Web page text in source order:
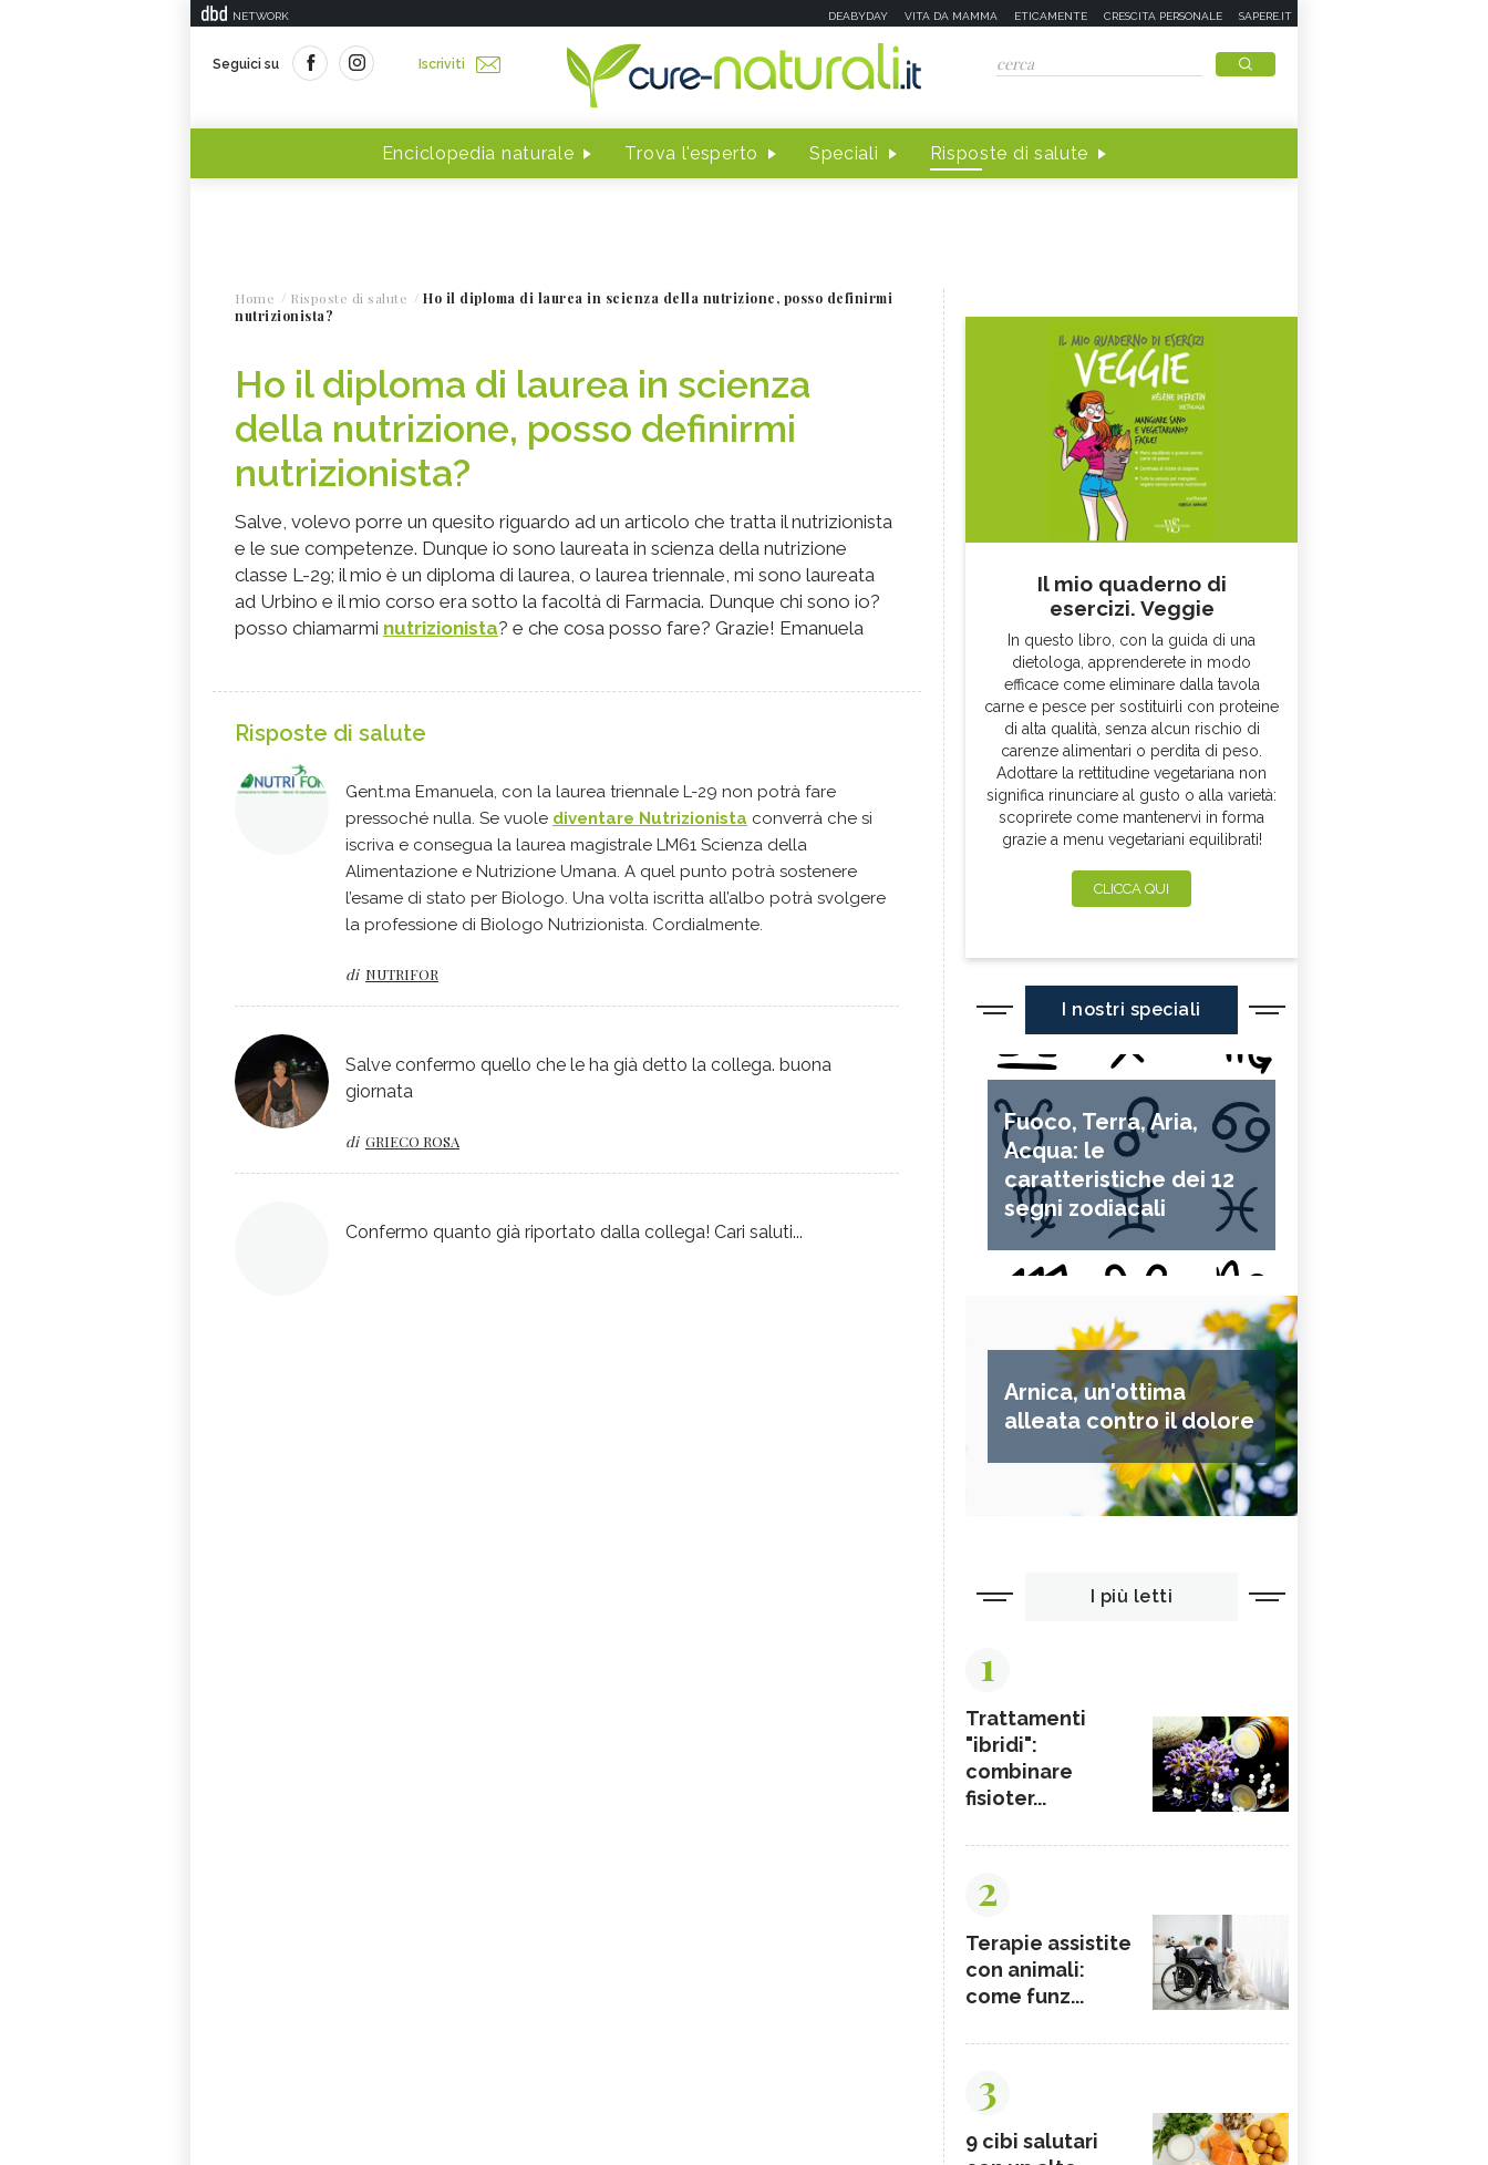
NETWORK DEABYDAY VITA DA MAMMA ETICAMENTE CRESCITA PERSONALE SAPERE.IT
Seguici su Iscriviti
Enciclopedia naturale Trova l'esperto Speciali Risposte di salute
Home Risposte di salute
Ho il diploma di laurea in scienza della nutrizione, posso definirmi
nutrizionista?
Ho il diploma di laurea in scienza
della nutrizione, posso definirmi
nutrizionista?
Salve, volevo porre un quesito riguardo ad un articolo che tratta il nutrizionista
e le sue competenze. Dunque io sono laureata in scienza della nutrizione
classe L-29; il mio è un diploma di laurea, o laurea triennale, mi sono laureata
ad Urbino e il mio corso era sotto la facoltà di Farmacia. Dunque chi sono io?
posso chiamarmi nutrizionista? e che cosa posso fare? Grazie! Emanuela
Risposte di salute
Gent.ma Emanuela, con la laurea triennale L-29 non potrà fare
pressoché nulla. Se vuole diventare Nutrizionista converrà che si
iscriva e consegua la laurea magistrale LM61 Scienza della
Alimentazione e Nutrizione Umana. A quel punto potrà sostenere
l’esame di stato per Biologo. Una volta iscritta all’albo potrà svolgere
la professione di Biologo Nutrizionista. Cordialmente.
di NUTRIFOR
Salve confermo quello che le ha già detto la collega. buona
giornata
di GRIECO ROSA
Confermo quanto già riportato dalla collega! Cari saluti...
Il mio quaderno di
esercizi. Veggie
In questo libro, con la guida di una
dietologa, apprenderete in modo
efficace come eliminare dalla tavola
carne e pesce per sostituirli con proteine
di alta qualità, senza alcun rischio di
carenze alimentari o perdita di peso.
Adottare la rettitudine vegetariana non
significa rinunciare al gusto o alla varietà:
scoprirete come mantenervi in forma
grazie a menu vegetariani equilibrati!
CLICCA QUI
I nostri speciali
Fuoco, Terra, Aria,
Acqua: le
caratteristiche dei 12
segni zodiacali
Arnica, un'ottima
alleata contro il dolore
I più letti
1
Trattamenti
"ibridi":
combinare
fisioter...
2
Terapie assistite
con animali:
come funz...
3
9 cibi salutari